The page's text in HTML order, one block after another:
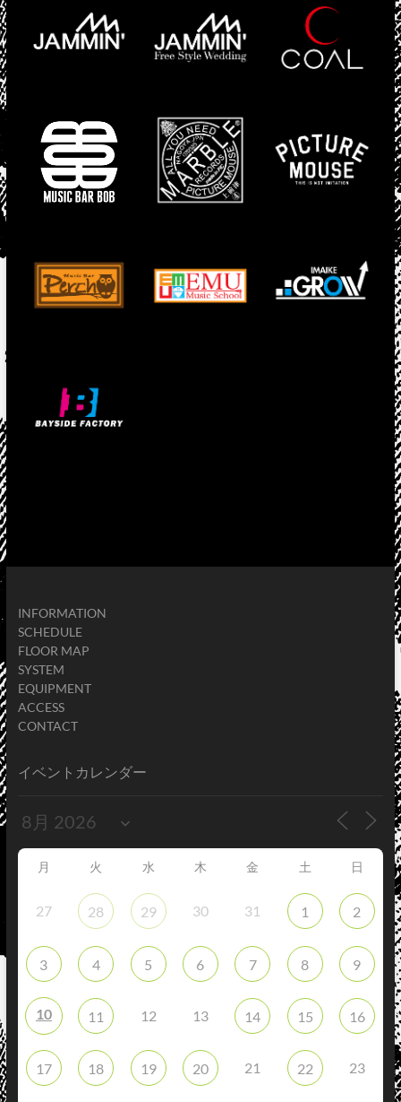
INFORMATION
SCHEDULE
FLOOR MAP
SYSTEM
EQUIPMENT
ACCESS
CONTACT
イベントカレンダー
月 火 水 木 金 土 日
27 28 29 30 31 1 2
3 4 5 6 7 8 9
10 11 12 13 14 15 16
17 18 19 20 21 22 23